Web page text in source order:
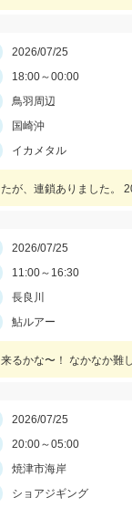
2026/07/25
18:00～00:00
鳥羽周辺
国崎沖
イカメタル
2026/07/25
11:00～16:30
長良川
鮎ルアー
2026/07/25
20:00～05:00
焼津市海岸
ショアジギング